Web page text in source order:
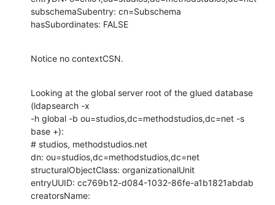
subschemaSubentry: cn=Subschema
hasSubordinates: FALSE
Notice no contextCSN.
Looking at the global server root of the glued database
(ldapsearch -x
-h global -b ou=studios,dc=methodstudios,dc=net -s
base +):
# studios, methodstudios.net
dn: ou=studios,dc=methodstudios,dc=net
structuralObjectClass: organizationalUnit
entryUUID: cc769b12-d084-1032-86fe-a1b1821abdab
creatorsName: